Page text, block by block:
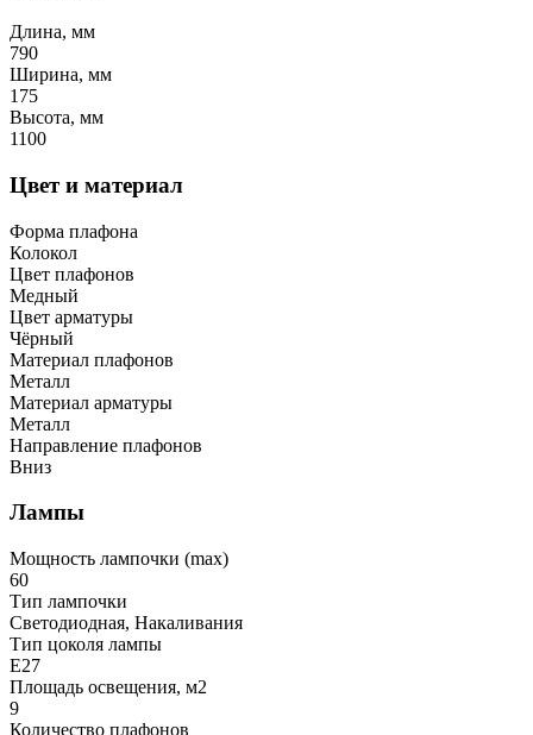
Длина, мм
790
Ширина, мм
175
Высота, мм
1100
Цвет и материал
Форма плафона
Колокол
Цвет плафонов
Медный
Цвет арматуры
Чёрный
Материал плафонов
Металл
Материал арматуры
Металл
Направление плафонов
Вниз
Лампы
Мощность лампочки (max)
60
Тип лампочки
Светодиодная, Накаливания
Тип цоколя лампы
E27
Площадь освещения, м2
9
Количество плафонов